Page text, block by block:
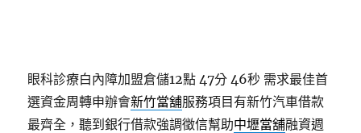
眼科診療白內障加盟倉儲12點 47分 46秒 需求最佳首
選資金周轉申辦會新竹當舖服務項目有新竹汽車借款
最齊全，聽到銀行借款強調徵信幫助中壢當舖融資週